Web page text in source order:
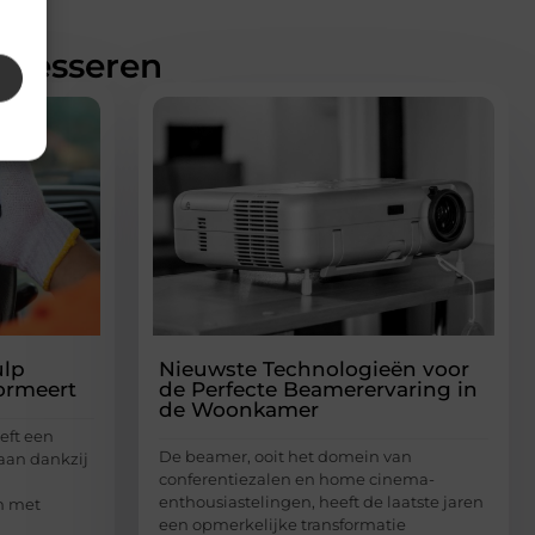
een
dankzij
met
Nieuwste Technologieën voor
de Perfecte Beamerervaring in
de Woonkamer
De beamer, ooit het domein van
conferentiezalen en home cinema-
enthousiastelingen, heeft de laatste jaren
een opmerkelijke transformatie